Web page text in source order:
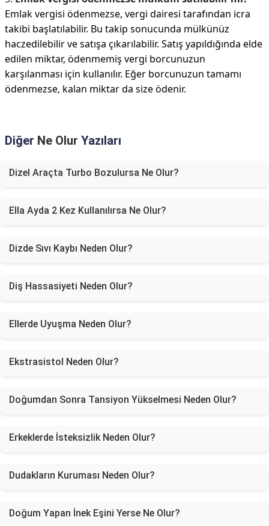
Emlak vergisi ödenmezse, vergi dairesi tarafından icra
takibi başlatılabilir. Bu takip sonucunda mülkünüz
haczedilebilir ve satışa çıkarılabilir. Satış yapıldığında elde
edilen miktar, ödenmemiş vergi borcunuzun
karşılanması için kullanılır. Eğer borcunuzun tamamı
ödenmezse, kalan miktar da size ödenir.
Diğer Ne Olur Yazıları
Dizel Araçta Turbo Bozulursa Ne Olur?
Ella Ayda 2 Kez Kullanılırsa Ne Olur?
Dizde Sıvı Kaybı Neden Olur?
Diş Hassasiyeti Neden Olur?
Ellerde Uyuşma Neden Olur?
Ekstrasistol Neden Olur?
Doğumdan Sonra Tansiyon Yükselmesi Neden Olur?
Erkeklerde İsteksizlik Neden Olur?
Dudakların Kuruması Neden Olur?
Doğum Yapan İnek Eşini Yerse Ne Olur?